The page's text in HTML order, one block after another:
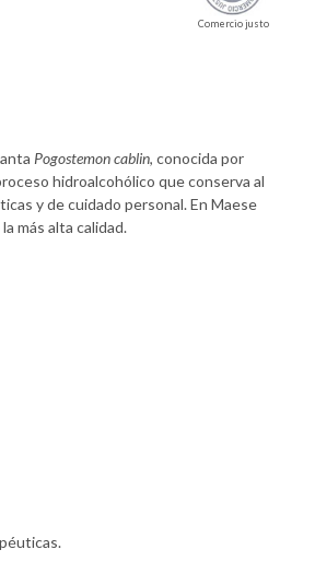
Comercio justo
Pogostemon cablin, conocida por
hidroalcohólico que conserva al
y de cuidado personal. En Maese
más alta calidad.